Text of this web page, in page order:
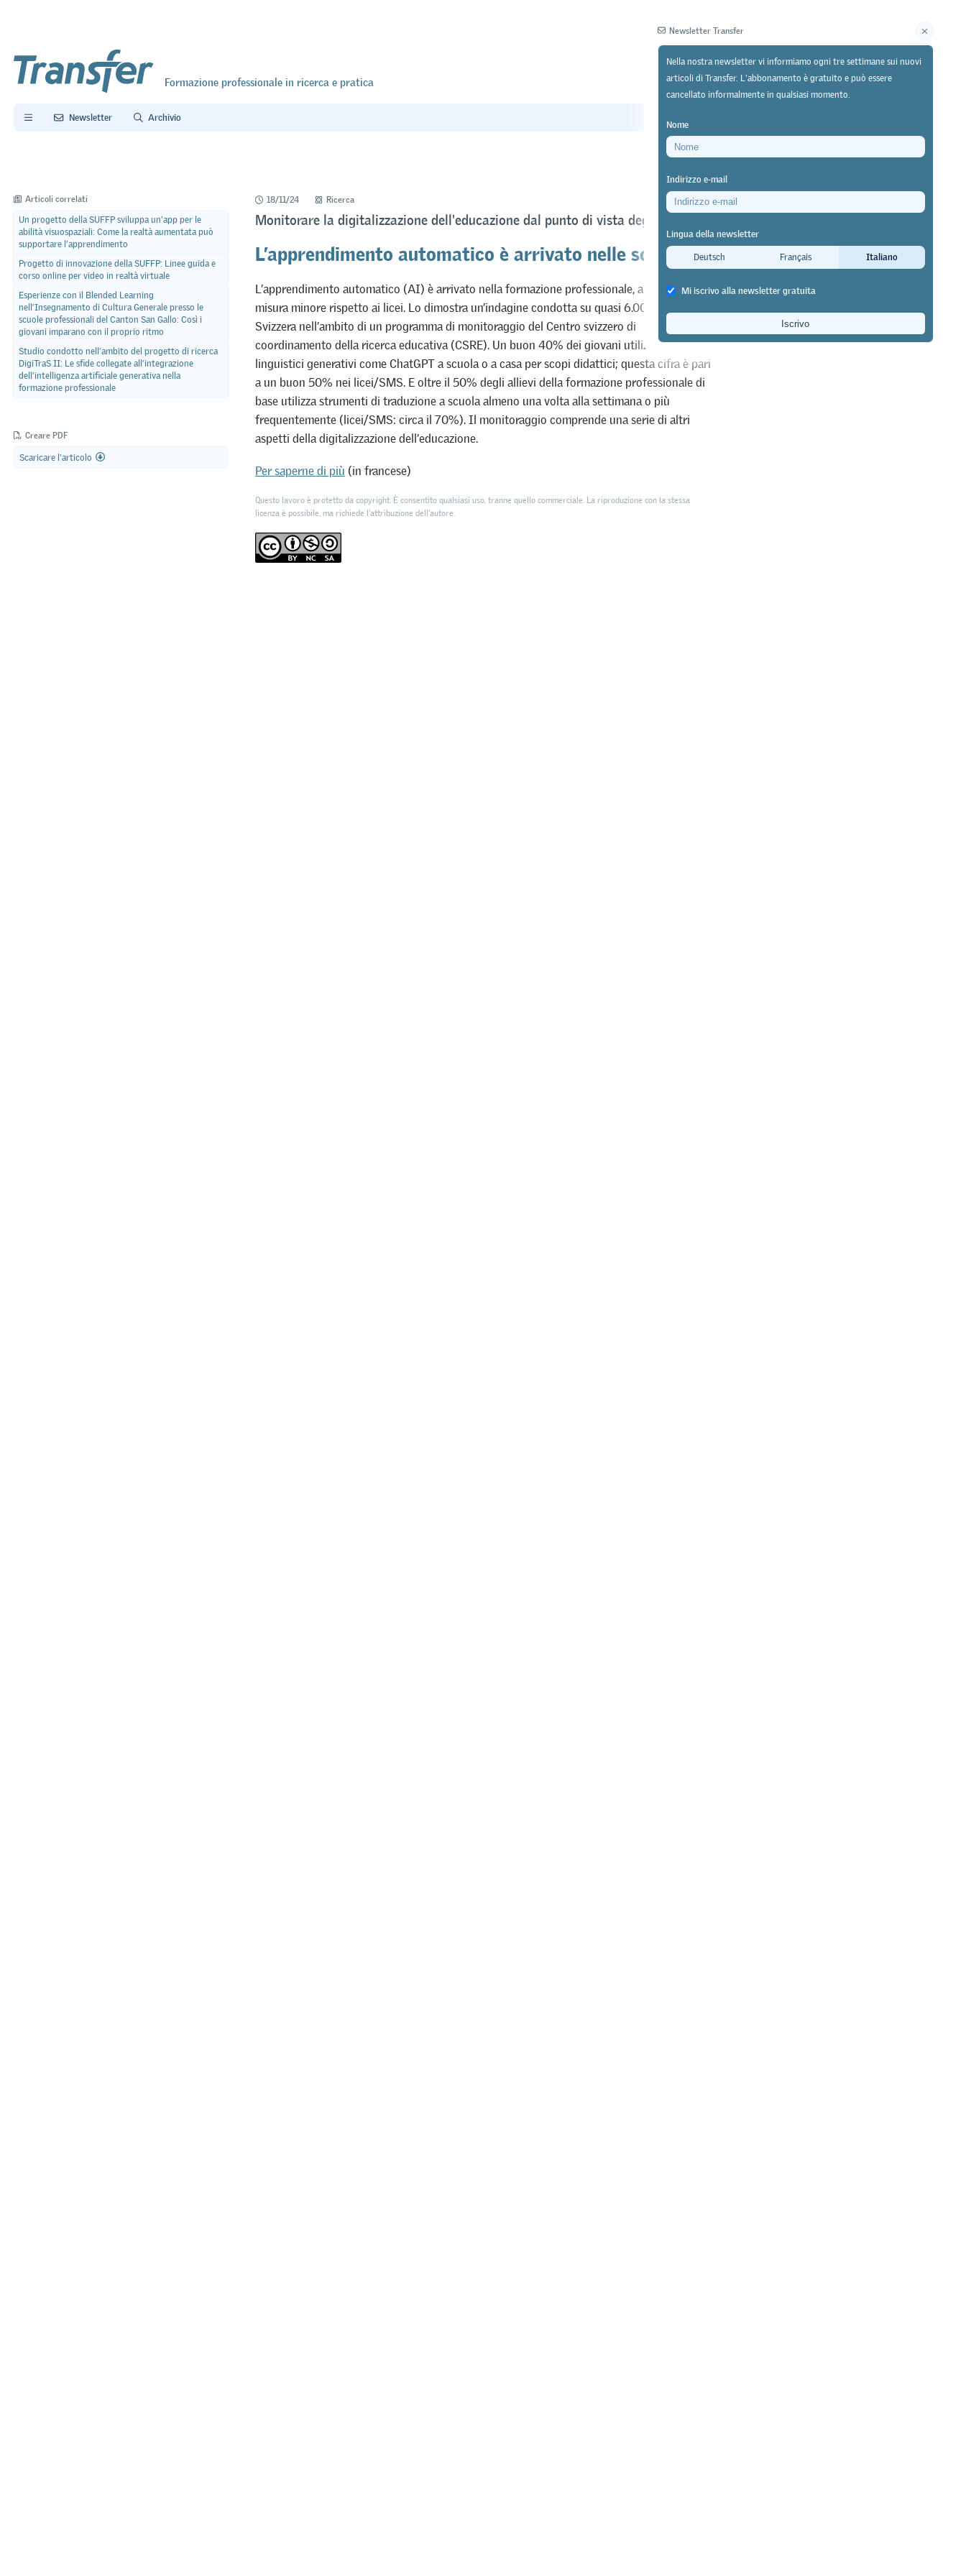
Formazione professionale in ricerca e pratica Editore
Newsletter Archivio
Articoli correlati
Un progetto della SUFFP sviluppa un'app per le
abilità visuospaziali: Come la realtà aumentata può
supportare l’apprendimento
Progetto di innovazione della SUFFP: Linee guida e
corso online per video in realtà virtuale
Esperienze con il Blended Learning
nell’Insegnamento di Cultura Generale presso le
scuole professionali del Canton San Gallo: Così i
giovani imparano con il proprio ritmo
Studio condotto nell’ambito del progetto di ricerca
DigiTraS II: Le sfide collegate all’integrazione
dell’intelligenza artificiale generativa nella
formazione professionale
Creare PDF
Scaricare l'articolo
18/11/24 Ricerca
Monitorare la digitalizzazione dell'educazione dal punto di vista degli allievi
L’apprendimento automatico è arrivato nelle scuole
L’apprendimento automatico (AI) è arrivato nella formazione professionale, anche se in
misura minore rispetto ai licei. Lo dimostra un’indagine condotta su quasi 6.000 allievi in
Svizzera nell’ambito di un programma di monitoraggio del Centro svizzero di
coordinamento della ricerca educativa (CSRE). Un buon 40% dei giovani utilizza modelli
linguistici generativi come ChatGPT a scuola o a casa per scopi didattici; questa cifra è pari
a un buon 50% nei licei/SMS. E oltre il 50% degli allievi della formazione professionale di
base utilizza strumenti di traduzione a scuola almeno una volta alla settimana o più
frequentemente (licei/SMS: circa il 70%). Il monitoraggio comprende una serie di altri
aspetti della digitalizzazione dell’educazione.
Per saperne di più (in francese)
Questo lavoro è protetto da copyright. È consentito qualsiasi uso, tranne quello commerciale. La riproduzione con la stessa
licenza è possibile, ma richiede l'attribuzione dell’autore.
Newsletter Transfer
Nella nostra newsletter vi informiamo ogni tre settimane sui nuovi
articoli di Transfer. L'abbonamento è gratuito e può essere
cancellato informalmente in qualsiasi momento.
Nome
Indirizzo e-mail
Lingua della newsletter
Deutsch
Français Italiano
Mi iscrivo alla newsletter gratuita